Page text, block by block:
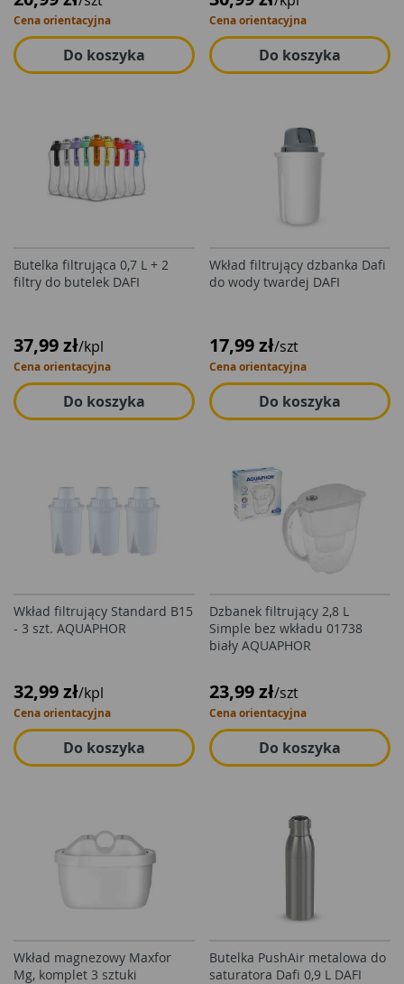
Cena orientacyjna
Do koszyka
Cena orientacyjna
Do koszyka
Butelka filtrująca 0,7 L + 2
filtry do butelek DAFI
37,99 zł/kpl
Cena orientacyjna
Do koszyka
Wkład filtrujący dzbanka Dafi
do wody twardej DAFI
17,99 zł/szt
Cena orientacyjna
Do koszyka
Wkład filtrujący Standard B15
- 3 szt. AQUAPHOR
32,99 zł/kpl
Cena orientacyjna
Do koszyka
Dzbanek filtrujący 2,8 L
Simple bez wkładu 01738
biały AQUAPHOR
23,99 zł/szt
Cena orientacyjna
Do koszyka
Wkład magnezowy Maxfor
Mg, komplet 3 sztuki
Butelka PushAir metalowa do
saturatora Dafi 0,9 L DAFI